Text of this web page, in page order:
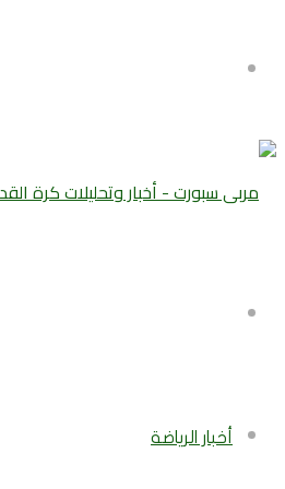
عن
أخبار الرياضة